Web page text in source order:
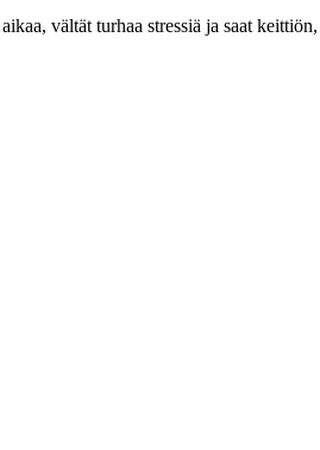
vältät turhaa stressiä ja saat